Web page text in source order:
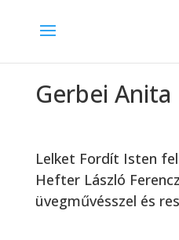
Gerbei Anita
Lelket Fordít Isten
Hefter László
üvegművésszel és